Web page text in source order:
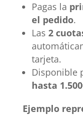
Pagas la
el pedido.
Las 2
tarjeta.
Disponible
hasta
Ejemplo